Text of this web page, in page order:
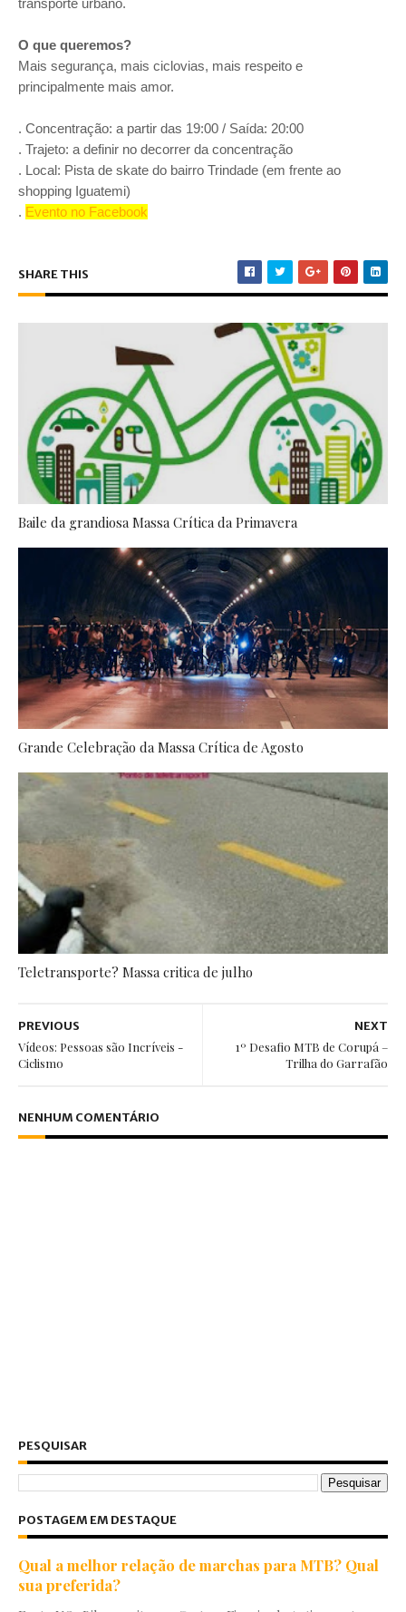
transporte urbano.
O que queremos?
Mais segurança, mais ciclovias, mais respeito e
principalmente mais amor.
. Concentração: a partir das 19:00 / Saída: 20:00
. Trajeto: a definir no decorrer da concentração
. Local: Pista de skate do bairro Trindade (em frente ao
shopping Iguatemi)
. Evento no Facebook
SHARE THIS
Baile da grandiosa Massa Crítica da Primavera
Grande Celebração da Massa Crítica de Agosto
Teletransporte? Massa critica de julho
NEXT
1º Desafio MTB de Corupá –
Trilha do Garrafão
PREVIOUS
Vídeos: Pessoas são Incríveis -
Ciclismo
NENHUM COMENTÁRIO
PESQUISAR
POSTAGEM EM DESTAQUE
Qual a melhor relação de marchas para MTB? Qual
sua preferida?